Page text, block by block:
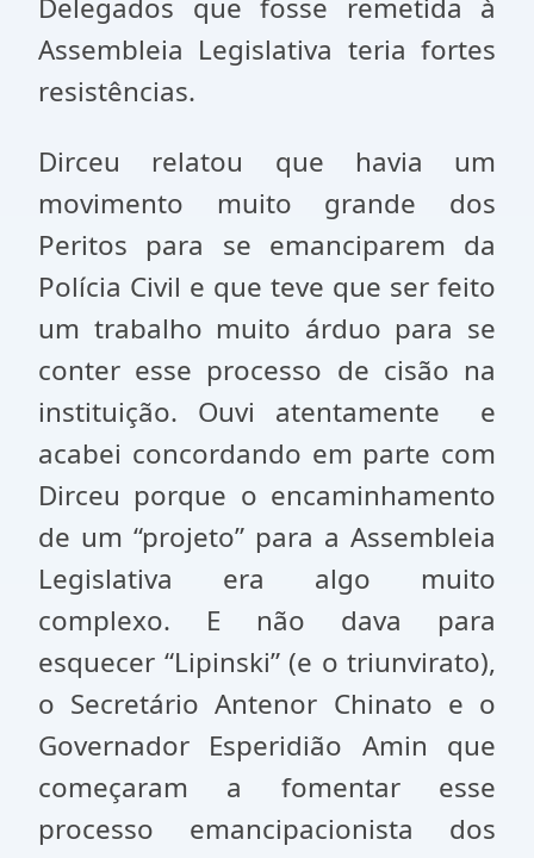
Delegados que fosse remetida à
Assembleia Legislativa teria fortes
resistências.
Dirceu relatou que havia um
movimento muito grande dos
Peritos para se emanciparem da
Polícia Civil e que teve que ser feito
um trabalho muito árduo para se
conter esse processo de cisão na
instituição. Ouvi atentamente e
acabei concordando em parte com
Dirceu porque o encaminhamento
de um “projeto” para a Assembleia
Legislativa era algo muito
complexo. E não dava para
esquecer “Lipinski” (e o triunvirato),
o Secretário Antenor Chinato e o
Governador Esperidião Amin que
começaram a fomentar esse
processo emancipacionista dos